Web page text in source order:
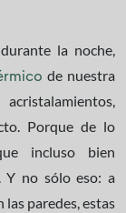
la noche,
de nuestra
Porque de lo
incluso bien
Y no sólo eso: a
las paredes, estas